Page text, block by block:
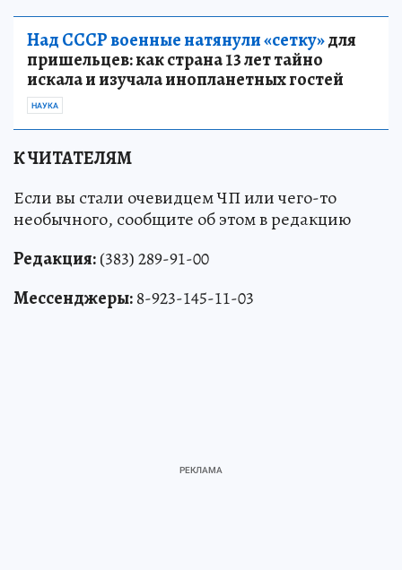
Над СССР военные натянули «сетку»для
пришельцев: как страна 13 лет тайно
искала и изучала инопланетных гостей
НАУКА
К ЧИТАТЕЛЯМ
Если вы стали очевидцем ЧП или чего-то
необычного, сообщите об этом в редакцию
Редакция:(383) 289-91-00
Мессенджеры:8-923-145-11-03